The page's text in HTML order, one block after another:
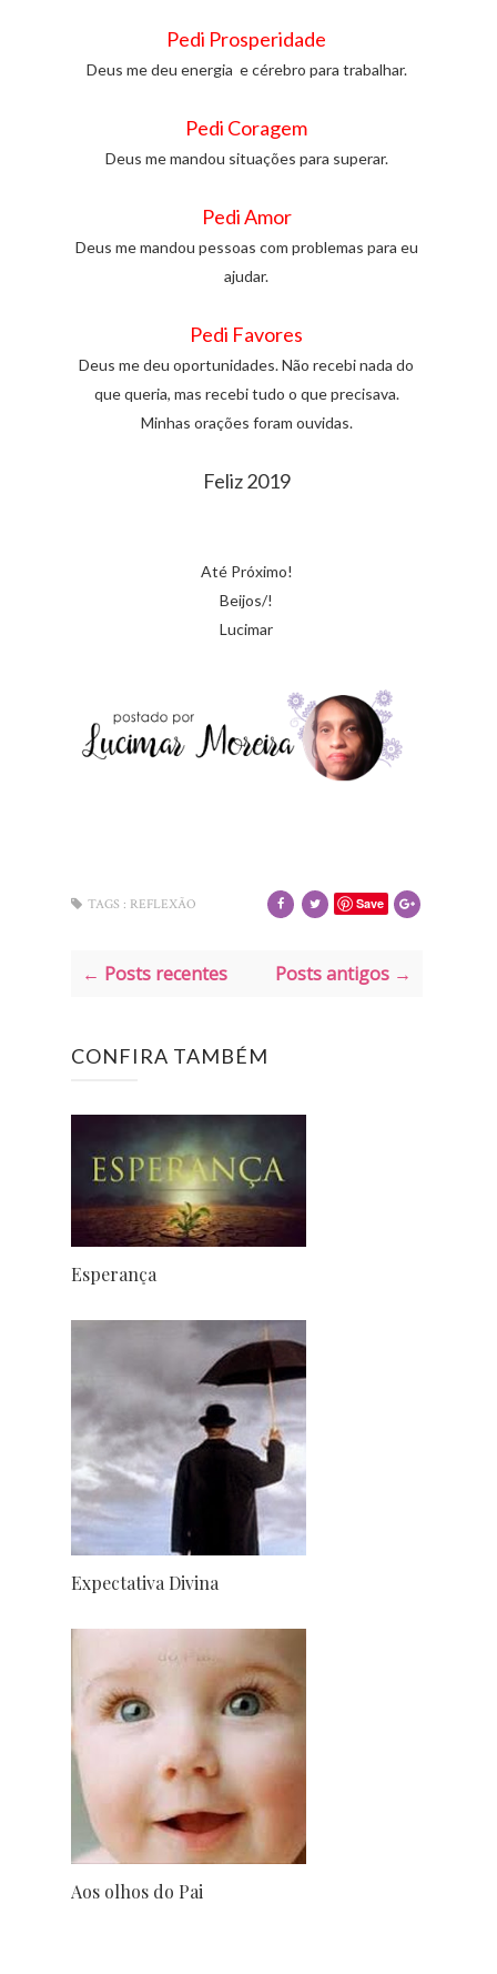
Pedi Prosperidade
Deus me deu energia e cérebro para trabalhar.
Pedi Coragem
Deus me mandou situações para superar.
Pedi Amor
Deus me mandou pessoas com problemas para eu
ajudar.
Pedi Favores
Deus me deu oportunidades. Não recebi nada do
que queria, mas recebi tudo o que precisava.
Minhas orações foram ouvidas.
Feliz 2019
Até Próximo!
Beijos/!
Lucimar
Save
TAGS : REFLEXÃO
← Posts recentes Posts antigos →
CONFIRA TAMBÉM
Esperança
Expectativa Divina
Aos olhos do Pai